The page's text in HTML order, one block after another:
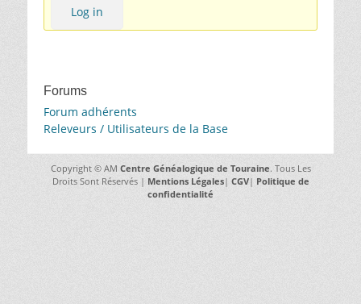
Log in
Forums
Forum adhérents
Releveurs / Utilisateurs de la Base
Copyright © AM Centre Généalogique de Touraine. Tous Les
Droits Sont Réservés | Mentions Légales| CGV| Politique de
confidentialité